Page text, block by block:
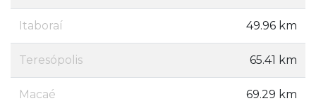
Itaboraí 49.96 km
Teresópolis 65.41 km
Macaé 69.29 km